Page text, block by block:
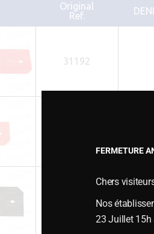
Original
Ref.
31192
FERMETURE
Chers
Nos
23 Juillet 15h